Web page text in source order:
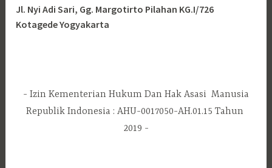
Jl. Nyi Adi Sari, Gg. Margotirto Pilahan KG.I/726
Kotagede Yogyakarta
Izin Kementerian Hukum Dan Hak Asasi Manusia
Republik Indonesia : AHU-0017050-AH.01.15 Tahun
2019